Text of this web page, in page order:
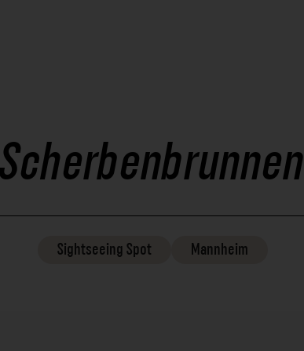
Scherbenbrunnen
SightseeingSpot Mannheim